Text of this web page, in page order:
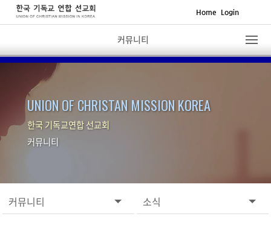
Home Login
커뮤니티
UNION OF CHRISTAN MISSION KOREA
한국 기독교연합 선교회
커뮤니티
커뮤니티 소식